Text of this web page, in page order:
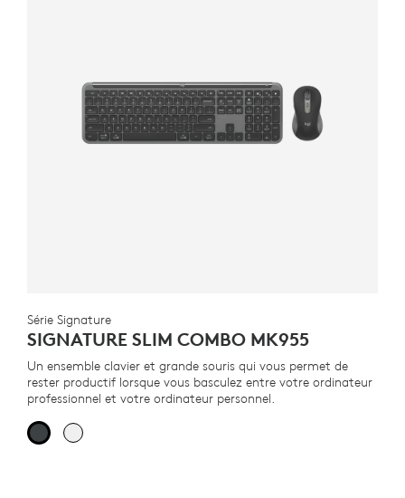
Série Signature
SIGNATURE SLIM COMBO MK955
Un ensemble clavier et grande souris qui vous permet de
rester productif lorsque vous basculez entre votre ordinateur
professionnel et votre ordinateur personnel.